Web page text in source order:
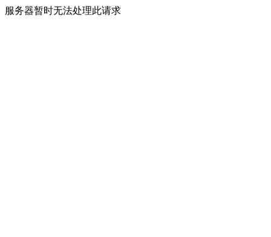
服务器暂时无法处理此请求